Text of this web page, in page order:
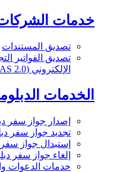
خدمات
تصديق المستندات
تصديق الفواتير
الإلكتروني (eDAS 2.0)
الخدمات
إصدار جواز سفر
تجديد جواز سفر
إستبدال جواز
إلغاء جواز سفر
خدمات الدعوات